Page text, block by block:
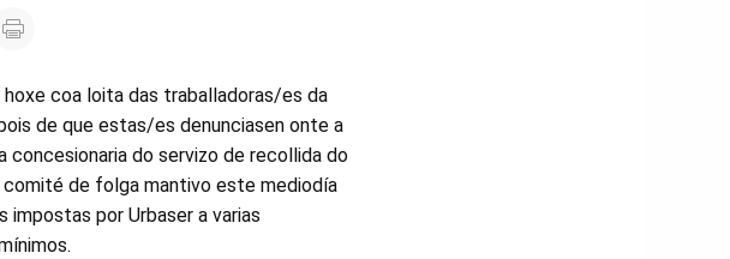
hoxe coa loita das traballadoras/es da
de que estas/es denunciasen onte a
do servizo de recollida do
comité de folga mantivo este mediodía
impostas por Urbaser a varias